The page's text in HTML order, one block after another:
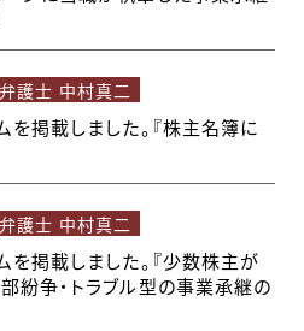
弁護士 中村真二
掲載しました。『株主名簿に
弁護士 中村真二
掲載しました。『少数株主が
争・トラブル型の事業承継の